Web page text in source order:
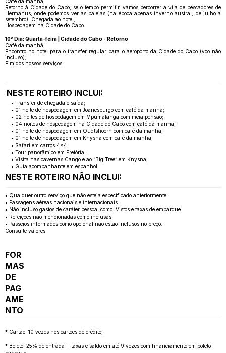
NESTE ROTEIRO INCLUI:
• Transfer de chegada e saída;
• 01 noite de hospedagem em Joanesburgo com café da manhã;
• 02 noites de hospedagem em Mpumalanga com meia pensão;
• 04 noites de hospedagem na Cidade do Cabo com café da manhã;
• 01 noite de hospedagem em Oudtshoorn com café da manhã;
• 01 noite de hospedagem em Knysna com café da manhã;
• Safari em carros 4x4;
• Tour panorâmico em Pretória;
• Visita nas cavernas Cango e ao “Big Tree” em Knysna;
• Guia acompanhante em espanhol.
NESTE ROTEIRO NÃO INCLUI:
• Qualquer outro serviço que não esteja especificado anteriormente.
• Passagens aéreas nacionais e internacionais.
• Não incluso gastos de caráter pessoal como: Vistos e taxas de embarque.
• Refeições não mencionadas como inclusas.
• Passeios informados como opcional não estão inclusos no preço.
Consulte valores.
Retorno à Cidade do Cabo, se o tempo permitir, vamos percorrer a vila de pescadores de
Hermanus, onde podemos ver as baleias (na época apenas inverno austral, de julho a
setembro); Chegada ao hotel;
Hospedagem na Cidade do Cabo.
10º Dia: Quarta-feira | Cidade do Cabo - Retorno
Café da manhã;
Encontro no hotel para o transfer regular para o aeroporto da Cidade do Cabo (voo não
incluso);
Fim dos nossos serviços.
FOR
MAS
DE
PAG
AME
NTO
* Cartão: 10 vezes nos cartões de crédito;
* Boleto: 25% de entrada + taxas e saldo em até 9 vezes com financiamento em boleto